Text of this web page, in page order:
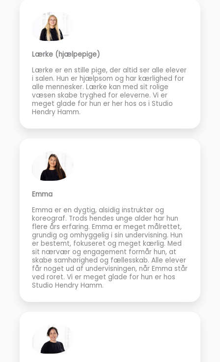
Lærke (hjælpepige)
Lærke er en stille pige, der altid ser alle elever
i salen. Hun er hjælpsom og har kærlighed for
alle mennesker. Lærke kan med sit rolige
væsen skabe tryghed for eleverne. Vi er
meget glade for hun er her hos os i Studio
Hendry Hamm.
Emma
Emma er en dygtig, alsidig instruktør og
koreograf. Trods hendes unge alder har hun
flere års erfaring. Emma er meget målrettet,
grundig og omhyggelig i sin undervisning. Hun
er bestemt, fokuseret og meget kærlig. Med
sit nærvær og engagement formår hun, at
skabe samhørighed og fællesskab. Alle elever
får noget ud af undervisningen, når Emma står
ved roret. Vi er meget glade for hun er hos
Studio Hendry Hamm.